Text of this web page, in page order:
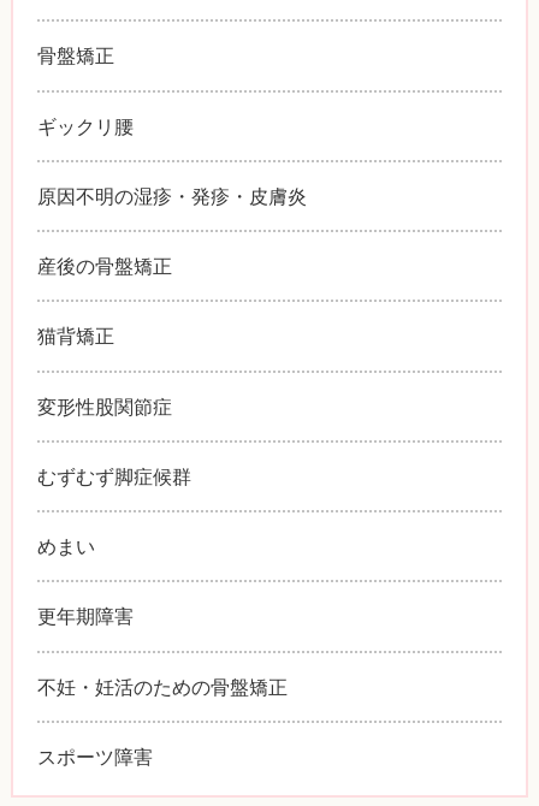
骨盤矯正
ギックリ腰
原因不明の湿疹・発疹・皮膚炎
産後の骨盤矯正
猫背矯正
変形性股関節症
むずむず脚症候群
めまい
更年期障害
不妊・妊活のための骨盤矯正
スポーツ障害